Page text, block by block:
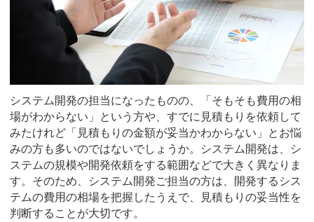
システム開発の担当になったものの、「そもそも費用の相
場がわからない」という方や、すでに見積もりを依頼して
みたけれど「見積もりの金額が妥当かわからない」とお悩
みの方も多いのではないでしょうか。システム開発は、シ
ステムの規模や開発依頼をする範囲などで大きく異なりま
す。そのため、システム開発ご担当の方は、開発するシス
テムの費用の相場を把握したうえで、見積もりの妥当性を
判断することが大切です。